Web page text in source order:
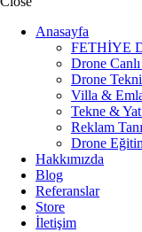
Anasayfa
FETHİYE
Drone Canlı
Drone
Villa &
Tekne &
Reklam
Drone
Hakkımızda
Blog
Referanslar
Store
İletişim